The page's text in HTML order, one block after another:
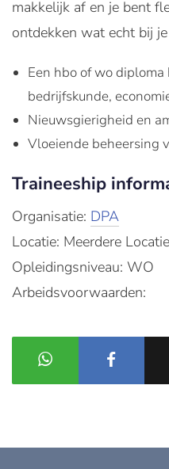
makkelijk af en je bent
ontdekken wat echt bij
Een hbo of wo
bedrijfskunde,
Nieuwsgierigheid en
Vloeiende beheersing
Traineeship
Organisatie: DPA
Locatie: Meerdere
Opleidingsniveau: WO
Arbeidsvoorwaarden: